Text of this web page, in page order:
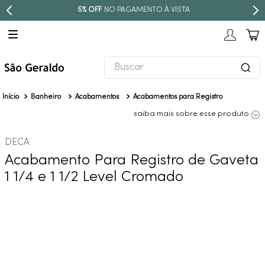
5% OFF NO PAGAMENTO À VISTA
Buscar
Banheiro Acabamentos Acabamentos para Registro
saiba mais sobre esse produto
DECA
Acabamento Para Registro de Gaveta
1 1/4 e 1 1/2 Level Cromado
TERMOS MAIS BUSCADOS
4º
deca acabamento registro